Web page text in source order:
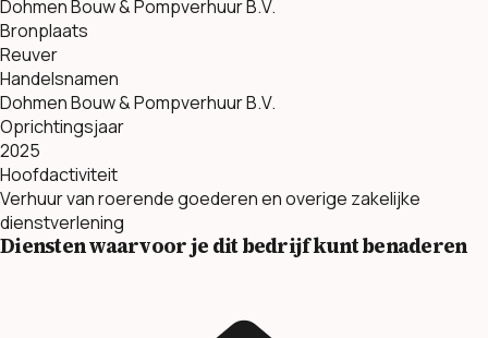
Dohmen Bouw & Pompverhuur B.V.
Bronplaats
Reuver
Handelsnamen
Dohmen Bouw & Pompverhuur B.V.
Oprichtingsjaar
2025
Hoofdactiviteit
Verhuur van roerende goederen en overige zakelijke
dienstverlening
Diensten waarvoor je dit bedrijf kunt benaderen